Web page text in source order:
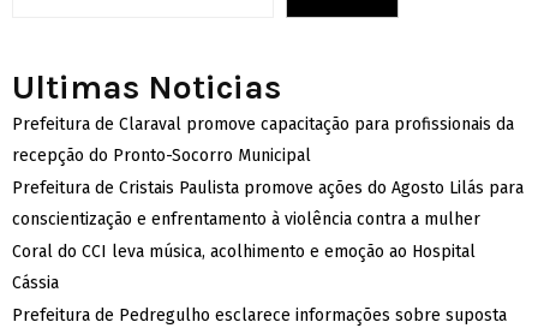
Ultimas Noticias
Prefeitura de Claraval promove capacitação para profissionais da
recepção do Pronto-Socorro Municipal
Prefeitura de Cristais Paulista promove ações do Agosto Lilás para
conscientização e enfrentamento à violência contra a mulher
Coral do CCI leva música, acolhimento e emoção ao Hospital
Cássia
Prefeitura de Pedregulho esclarece informações sobre suposta